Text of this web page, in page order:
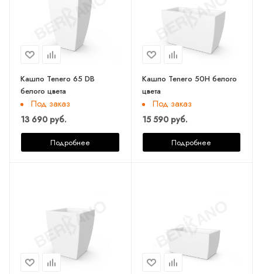
Кашпо Tenero 65 DB
белого цвета
Под заказ
13 690 руб.
Подробнее
Кашпо Tenero 50H белого
цвета
Под заказ
15 590 руб.
Подробнее